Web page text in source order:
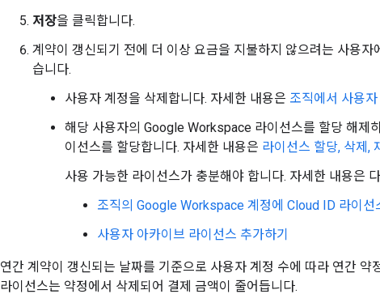
저장을 클릭합니다.
계약이 갱신되기 전에 더 이상 요금을 지불하지 않으려는 사용
습니다.
사용자 계정을 삭제합니다. 자세한 내용은 조직에서 사용자
해당 사용자의 Google Workspace 라이선스를 할당 해제
이선스를 할당합니다. 자세한 내용은 라이선스 할당, 삭제,
사용 가능한 라이선스가 충분해야 합니다. 자세한 내용은
조직의 Google Workspace 계정에 Cloud ID 라이선
사용자 아카이브 라이선스 추가하기
연간 계약이 갱신되는 날짜를 기준으로 사용자 계정 수에 따라 연간 약
라이선스는 약정에서 삭제되어 결제 금액이 줄어듭니다.